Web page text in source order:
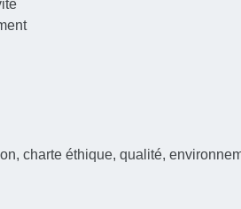
charte éthique, qualité,